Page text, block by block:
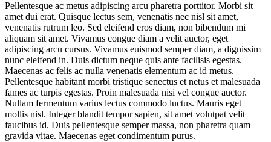
Pellentesque ac metus adipiscing arcu pharetra porttitor. Morbi sit
amet dui erat. Quisque lectus sem, venenatis nec nisl sit amet,
venenatis rutrum leo. Sed eleifend eros diam, non bibendum mi
aliquam sit amet. Vivamus congue diam a velit auctor, eget
adipiscing arcu cursus. Vivamus euismod semper diam, a dignissim
nunc eleifend in. Duis dictum neque quis ante facilisis egestas.
Maecenas ac felis ac nulla venenatis elementum ac id metus.
Pellentesque habitant morbi tristique senectus et netus et malesuada
fames ac turpis egestas. Proin malesuada nisi vel congue auctor.
Nullam fermentum varius lectus commodo luctus. Mauris eget
mollis nisl. Integer blandit tempor sapien, sit amet volutpat velit
faucibus id. Duis pellentesque semper massa, non pharetra quam
gravida vitae. Maecenas eget condimentum purus.